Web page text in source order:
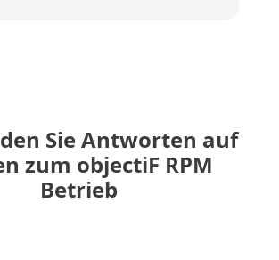
Sie Antworten auf
zum objectiF RPM
Betrieb